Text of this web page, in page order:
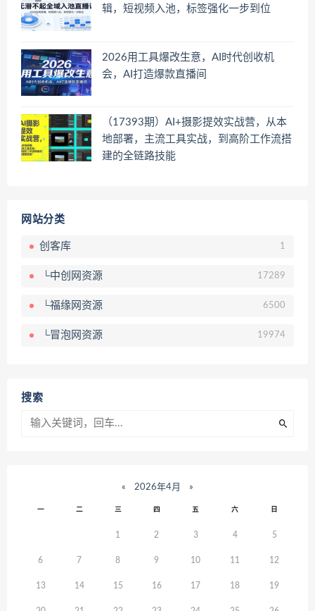
辑，短视频入池，标签强化一步到位
2026用工具爆改生意，AI时代创收机
会，AI打造爆款直播间
（17393期）AI+摄影提效实战营，从本
地部署，主流工具实战，到高阶工作流搭
建的全链路技能
网站分类
创客库 1
└中创网资源 17289
└福缘网资源 6500
└冒泡网资源 19974
搜索
« 2026年4月 »
一 二 三 四 五 六 日
1 2 3 4 5
6 7 8 9 10 11 12
13 14 15 16 17 18 19